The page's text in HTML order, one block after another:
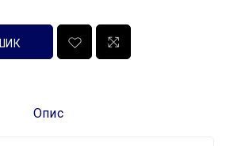
Опис